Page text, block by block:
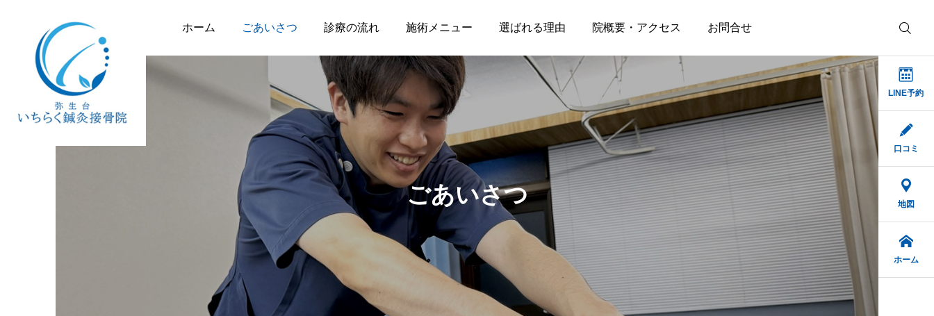
ホーム ごあいさつ 診療の流れ 施術メニュー 選ばれる理由 院概要・アクセス お問合せ
LINE予約
口コミ
地図
ホーム
ごあいさつ